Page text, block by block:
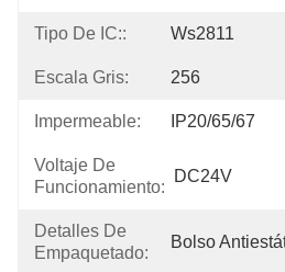
Tipo De IC:: Ws2811
Escala Gris: 256
Impermeable: IP20/65/67
Voltaje De
Funcionamiento:
DC24V
Detalles De
Empaquetado:
Bolso